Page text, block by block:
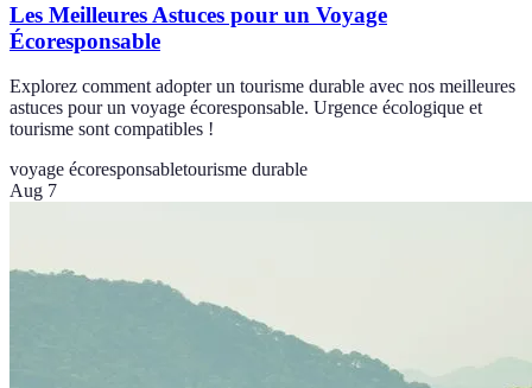
Les Meilleures Astuces pour un Voyage
Écoresponsable
Explorez comment adopter un tourisme durable avec nos meilleures
astuces pour un voyage écoresponsable. Urgence écologique et
tourisme sont compatibles !
voyage écoresponsabletourisme durable
Aug 7